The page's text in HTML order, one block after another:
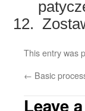
This entry was
← Basic
Leave